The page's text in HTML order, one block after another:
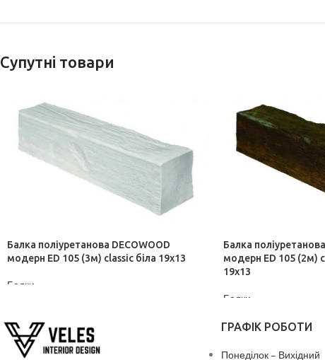
Супутні товари
Балка поліуретанова DECOWOOD
модерн ED 105 (3м) classic біла 19х13
Балки
Балка
модерн ED 105 (2м)
19х13
Балки
ДІЗНАТИСЬ ЦІНУ
ГРАФІК РОБОТИ
Понеділок – Вихідний